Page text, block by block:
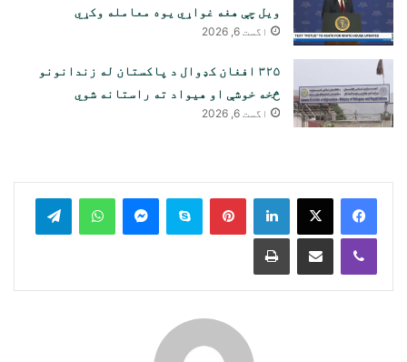
ویل چې هغه غواړي یوه معامله وکړي
اگست 6, 2026
۳۲۵ افغان کډوال د پاکستان له زندانونو
څخه خوشې او هیواد ته راستانه شوي
اگست 6, 2026
LinkedIn
Pinterest
Skype
Messenger
WhatsApp
Viber
Share via Email
Print